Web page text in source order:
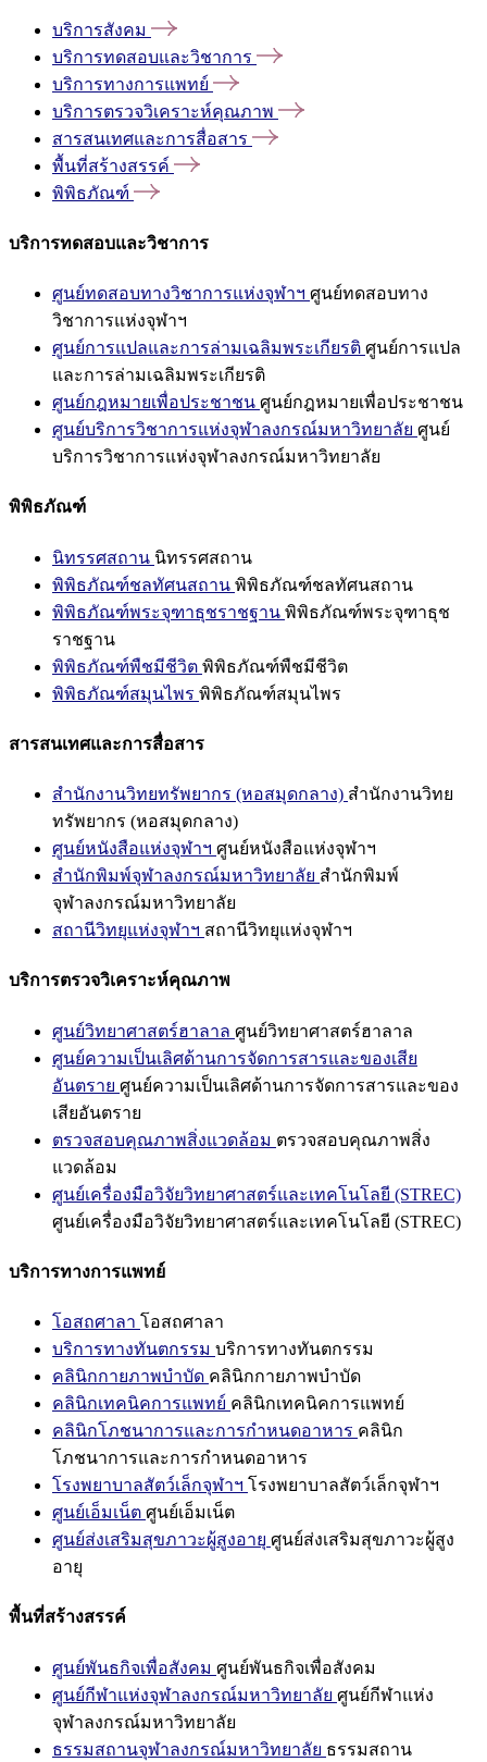
บริการสังคม
บริการทดสอบและวิชาการ
บริการทางการแพทย์
บริการตรวจวิเคราะห์คุณภาพ
สารสนเทศและการสื่อสาร
พื้นที่สร้างสรรค์
พิพิธภัณฑ์
บริการทดสอบและวิชาการ
ศูนย์ทดสอบทางวิชาการแห่งจุฬาฯ ศูนย์ทดสอบทาง
วิชาการแห่งจุฬาฯ
ศูนย์การแปลและการล่ามเฉลิมพระเกียรติ ศูนย์การแปล
และการล่ามเฉลิมพระเกียรติ
ศูนย์กฎหมายเพื่อประชาชน ศูนย์กฎหมายเพื่อประชาชน
ศูนย์บริการวิชาการแห่งจุฬาลงกรณ์มหาวิทยาลัย ศูนย์
บริการวิชาการแห่งจุฬาลงกรณ์มหาวิทยาลัย
พิพิธภัณฑ์
นิทรรศสถาน นิทรรศสถาน
พิพิธภัณฑ์ชลทัศนสถาน พิพิธภัณฑ์ชลทัศนสถาน
พิพิธภัณฑ์พระจุฑาธุชราชฐาน พิพิธภัณฑ์พระจุฑาธุช
ราชฐาน
พิพิธภัณฑ์พืชมีชีวิต พิพิธภัณฑ์พืชมีชีวิต
พิพิธภัณฑ์สมุนไพร พิพิธภัณฑ์สมุนไพร
สารสนเทศและการสื่อสาร
สำนักงานวิทยทรัพยากร (หอสมุดกลาง) สำนักงานวิทย
ทรัพยากร (หอสมุดกลาง)
ศูนย์หนังสือแห่งจุฬาฯ ศูนย์หนังสือแห่งจุฬาฯ
สำนักพิมพ์จุฬาลงกรณ์มหาวิทยาลัย สำนักพิมพ์
จุฬาลงกรณ์มหาวิทยาลัย
สถานีวิทยุแห่งจุฬาฯ สถานีวิทยุแห่งจุฬาฯ
บริการตรวจวิเคราะห์คุณภาพ
ศูนย์วิทยาศาสตร์ฮาลาล ศูนย์วิทยาศาสตร์ฮาลาล
ศูนย์ความเป็นเลิศด้านการจัดการสารและของเสีย
อันตราย ศูนย์ความเป็นเลิศด้านการจัดการสารและของ
เสียอันตราย
ตรวจสอบคุณภาพสิ่งแวดล้อม ตรวจสอบคุณภาพสิ่ง
แวดล้อม
ศูนย์เครื่องมือวิจัยวิทยาศาสตร์และเทคโนโลยี (STREC)
ศูนย์เครื่องมือวิจัยวิทยาศาสตร์และเทคโนโลยี (STREC)
บริการทางการแพทย์
โอสถศาลา โอสถศาลา
บริการทางทันตกรรม บริการทางทันตกรรม
คลินิกกายภาพบำบัด คลินิกกายภาพบำบัด
คลินิกเทคนิคการแพทย์ คลินิกเทคนิคการแพทย์
คลินิกโภชนาการและการกำหนดอาหาร คลินิก
โภชนาการและการกำหนดอาหาร
โรงพยาบาลสัตว์เล็กจุฬาฯ โรงพยาบาลสัตว์เล็กจุฬาฯ
ศูนย์เอ็มเน็ต ศูนย์เอ็มเน็ต
ศูนย์ส่งเสริมสุขภาวะผู้สูงอายุ ศูนย์ส่งเสริมสุขภาวะผู้สูง
อายุ
พื้นที่สร้างสรรค์
ศูนย์พันธกิจเพื่อสังคม ศูนย์พันธกิจเพื่อสังคม
ศูนย์กีฬาแห่งจุฬาลงกรณ์มหาวิทยาลัย ศูนย์กีฬาแห่ง
จุฬาลงกรณ์มหาวิทยาลัย
ธรรมสถานจุฬาลงกรณ์มหาวิทยาลัย ธรรมสถาน